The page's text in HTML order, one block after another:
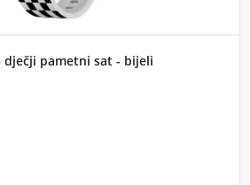
dječji pametni sat - bijeli